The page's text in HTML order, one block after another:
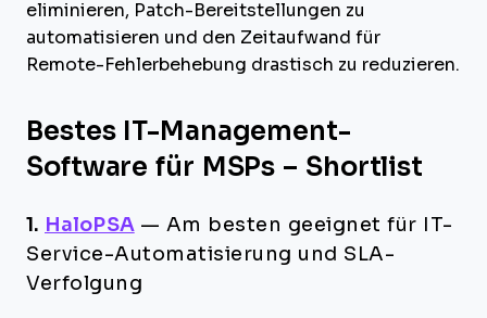
eliminieren, Patch-Bereitstellungen zu
automatisieren und den Zeitaufwand für
Remote-Fehlerbehebung drastisch zu reduzieren.
Bestes IT-Management-
Software für MSPs – Shortlist
1. HaloPSA — Am besten geeignet für IT-
Service-Automatisierung und SLA-
Verfolgung